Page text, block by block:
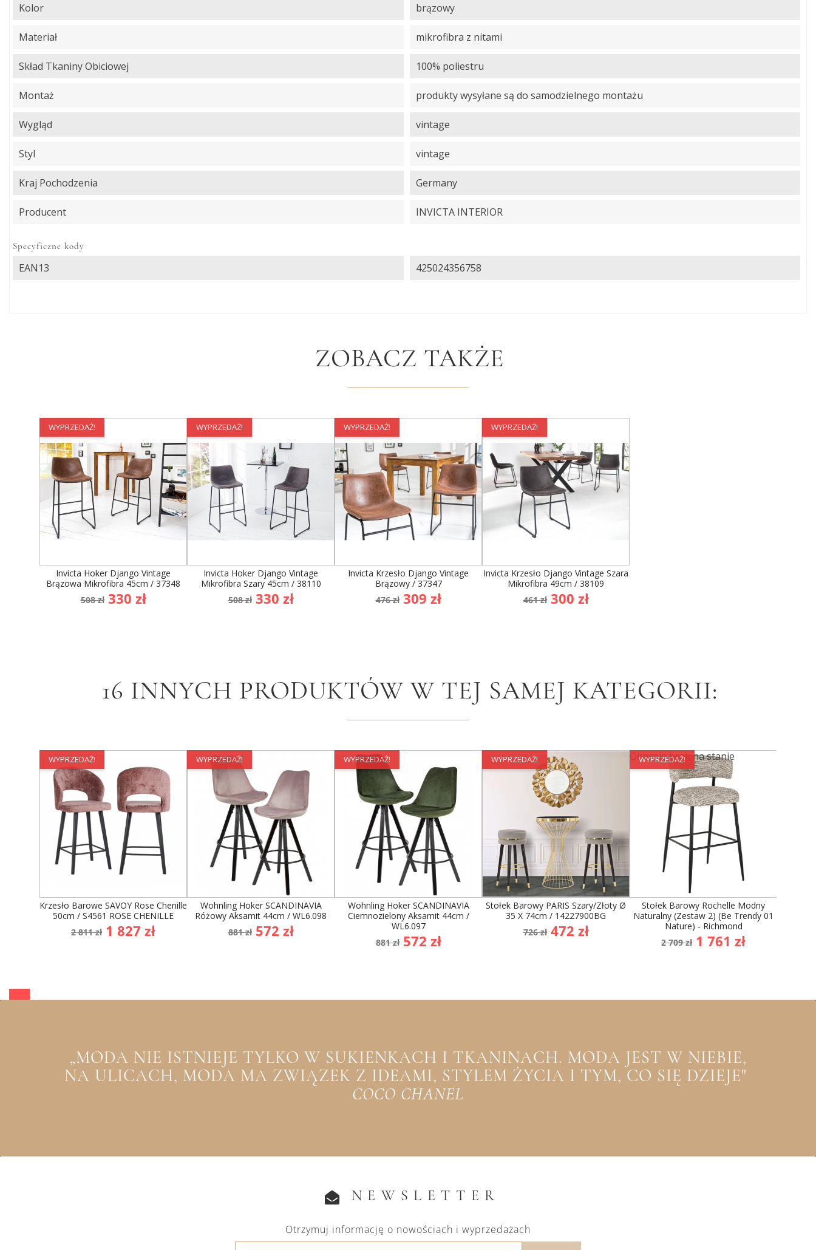
Kolor brązowy
Materiał mikrofibra z nitami
Skład Tkaniny Obiciowej 100% poliestru
Montaż produkty wysyłane są do samodzielnego montażu
Wygląd vintage
Styl vintage
Kraj Pochodzenia Germany
Producent INVICTA INTERIOR
Specyficzne kody
EAN13 425024356758
ZOBACZ TAKŻE
WYPRZEDAŻ!
Invicta Hoker Django Vintage
Brązowa Mikrofibra 45cm / 37348
Cena
podstawowa
508 zł Cena
330 zł
WYPRZEDAŻ!
Invicta Hoker Django Vintage
Mikrofibra Szary 45cm / 38110
Cena
podstawowa
508 zł Cena
330 zł
WYPRZEDAŻ!
Invicta Krzesło Django Vintage
Brązowy / 37347
Cena
podstawowa
476 zł Cena
309 zł
WYPRZEDAŻ!
Invicta Krzesło Django Vintage Szara
Mikrofibra 49cm / 38109
Cena
podstawowa
461 zł Cena
300 zł
16 INNYCH PRODUKTÓW W TEJ SAMEJ KATEGORII:
WYPRZEDAŻ!
Krzesło Barowe SAVOY Rose Chenille
50cm / S4561 ROSE CHENILLE
Cena
podstawowa
2 811 zł Cena
1 827 zł
WYPRZEDAŻ!
Wohnling Hoker SCANDINAVIA
Różowy Aksamit 44cm / WL6.098
Cena
podstawowa
881 zł Cena
572 zł
WYPRZEDAŻ!
Wohnling Hoker SCANDINAVIA
Ciemnozielony Aksamit 44cm /
WL6.097
Cena
podstawowa
881 zł Cena
572 zł
WYPRZEDAŻ!
Stołek Barowy PARIS Szary/Złoty Ø
35 X 74cm / 14227900BG
Cena
podstawowa
726 zł Cena
472 zł
WYPRZEDAŻ!
Obecnie brak na stanie
Stołek Barowy Rochelle Modny
Naturalny (zestaw 2) (Be Trendy 01
Nature) - Richmond
Cena
podstawowa
2 709 zł Cena
1 761 zł
„MODA NIE ISTNIEJE TYLKO W SUKIENKACH I TKANINACH. MODA JEST W NIEBIE,
NA ULICACH, MODA MA ZWIĄZEK Z IDEAMI, STYLEM ŻYCIA I TYM, CO SIĘ DZIEJE"
COCO CHANEL
NEWSLETTER
Otrzymuj informację o nowościach i wyprzedażach